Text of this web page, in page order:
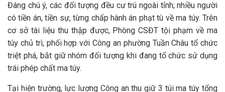
Đáng chú ý, các đối tượng đều cư trú ngoài tỉnh; nhiều người
có tiền án, tiền sự, từng chấp hành án phạt tù về ma túy. Trên
cơ sở tài liệu thu thập được, Phòng CSĐT tội phạm về ma
túy chủ trì, phối hợp với Công an phường Tuần Châu tổ chức
triệt phá, bắt giữ nhóm đối tượng khi đang tổ chức sử dụng
trái phép chất ma túy.
Tại hiện trường, lực lượng Công an thu giữ 3 túi ma túy tổng